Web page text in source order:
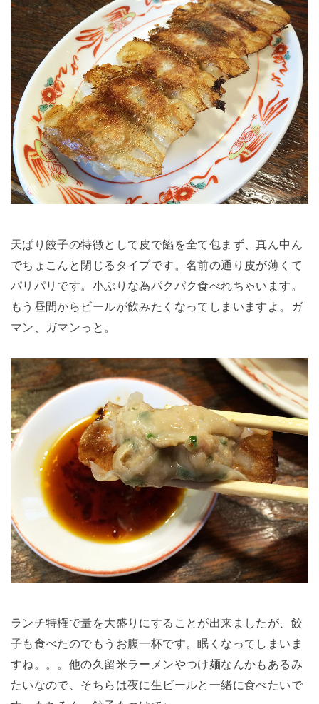
天ぱり餃子の特徴として皮で餡を全て包まず、真ん中ん
でちょこんと閉じるタイプです。名前の通り皮が薄くて
パリパリです。小ぶりな為パクパク食べれちゃいます。
もう昼間からビールが飲みたくなってしまいますよ。ガ
マン、ガマンっと。
ランチ特権で量を大盛りにすることが出来ましたが、餃
子も食べたのでもうお腹一杯です。眠くなってしまいま
すね。。。他の久留米ラーメンやつけ麺なんかもあるみ
たいなので、そちらは夜に生ビールと一緒に食べたいで